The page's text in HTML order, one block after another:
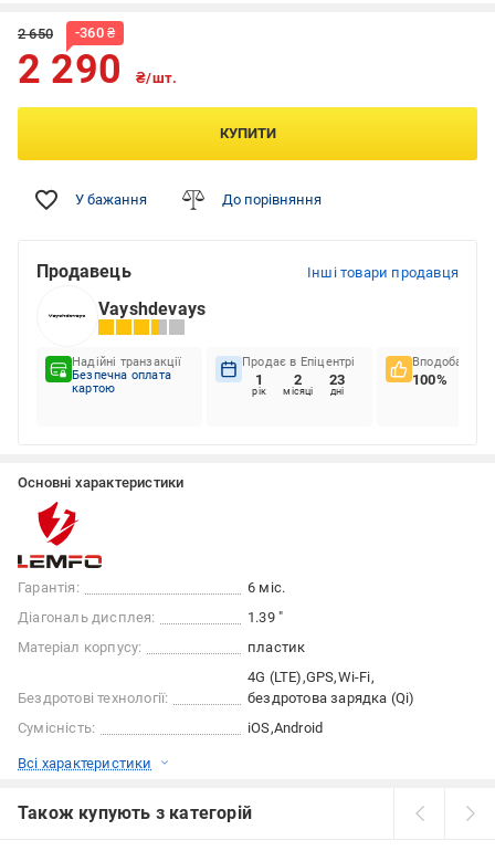
2 650 -360₴
2 290 ₴/шт.
КУПИТИ
У бажання До порівняння
Продавець Інші товари продавця
Vayshdevays
Надійні транзакції
Безпечна оплата
картою
Продає в Епіцентрі
1
рік
2
місяці
23
дні
Вподобання
100%
Основні характеристики
Гарантія:
6 міс.
Діагональ дисплея:
1.39 "
Матеріал корпусу:
пластик
Бездротові технології:
4G (LTE) GPS Wi-Fi
бездротова зарядка (Qi)
Сумісність:
iOS Android
Всі характеристики
Також купують з категорій